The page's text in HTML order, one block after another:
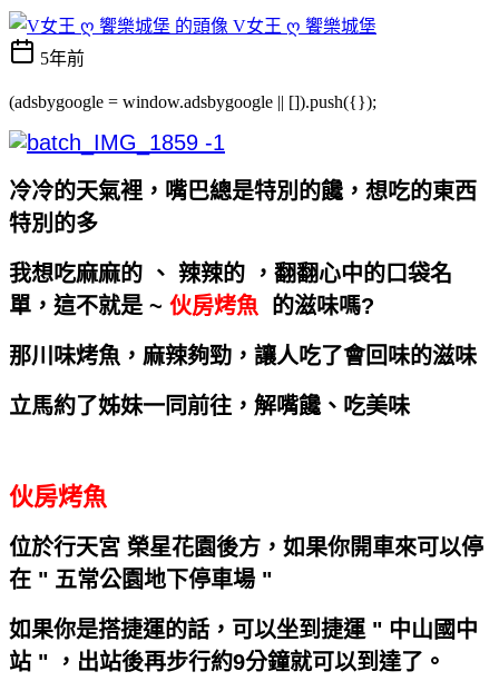
V女王 ღ 饗樂城堡
5年前
(adsbygoogle = window.adsbygoogle || []).push({});
冷冷的天氣裡，嘴巴總是特別的饞，想吃的東西
特別的多
我想吃麻麻的 、 辣辣的 ，翻翻心中的口袋名
單，這不就是 ~ 伙房烤魚 的滋味嗎?
那川味烤魚，麻辣夠勁，讓人吃了會回味的滋味
立馬約了姊妹一同前往，解嘴饞、吃美味
伙房烤魚
位於行天宮 榮星花園後方，如果你開車來可以停
在 " 五常公園地下停車場 "
如果你是搭捷運的話，可以坐到捷運 " 中山國中
站 " ，出站後再步行約9分鐘就可以到達了。